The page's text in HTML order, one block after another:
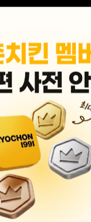
MENU
반반순살[레드+허니]